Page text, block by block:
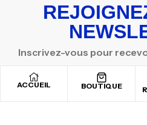
ACCUEIL BOUTIQUE
Inscrivez-vous pour